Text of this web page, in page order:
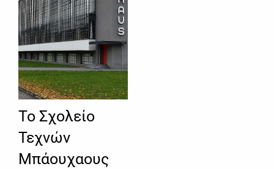
Το Σχολείο
Τεχνών
Μπάουχαους